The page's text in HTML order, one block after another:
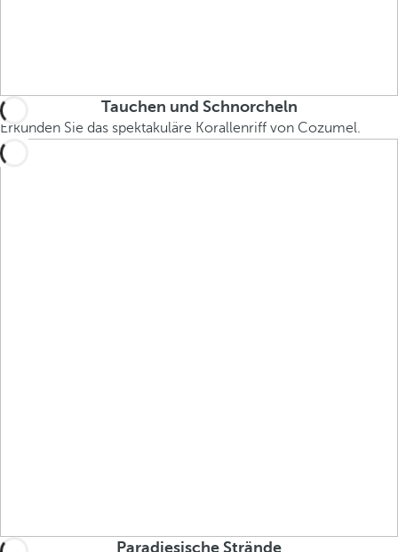
Tauchen und Schnorcheln
Erkunden Sie das spektakuläre Korallenriff von Cozumel.
Paradiesische Strände